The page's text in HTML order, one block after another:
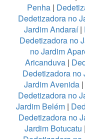
Penha |
Dedetizadora no
Jardim Andaraí|
Dedetizadora no
no Jardim
Aricanduva|
Dedetizadora no
Jardim Avenida |
Dedetizadora no
Jardim Belém|
Dedetizadora no
Jardim Botucatu |